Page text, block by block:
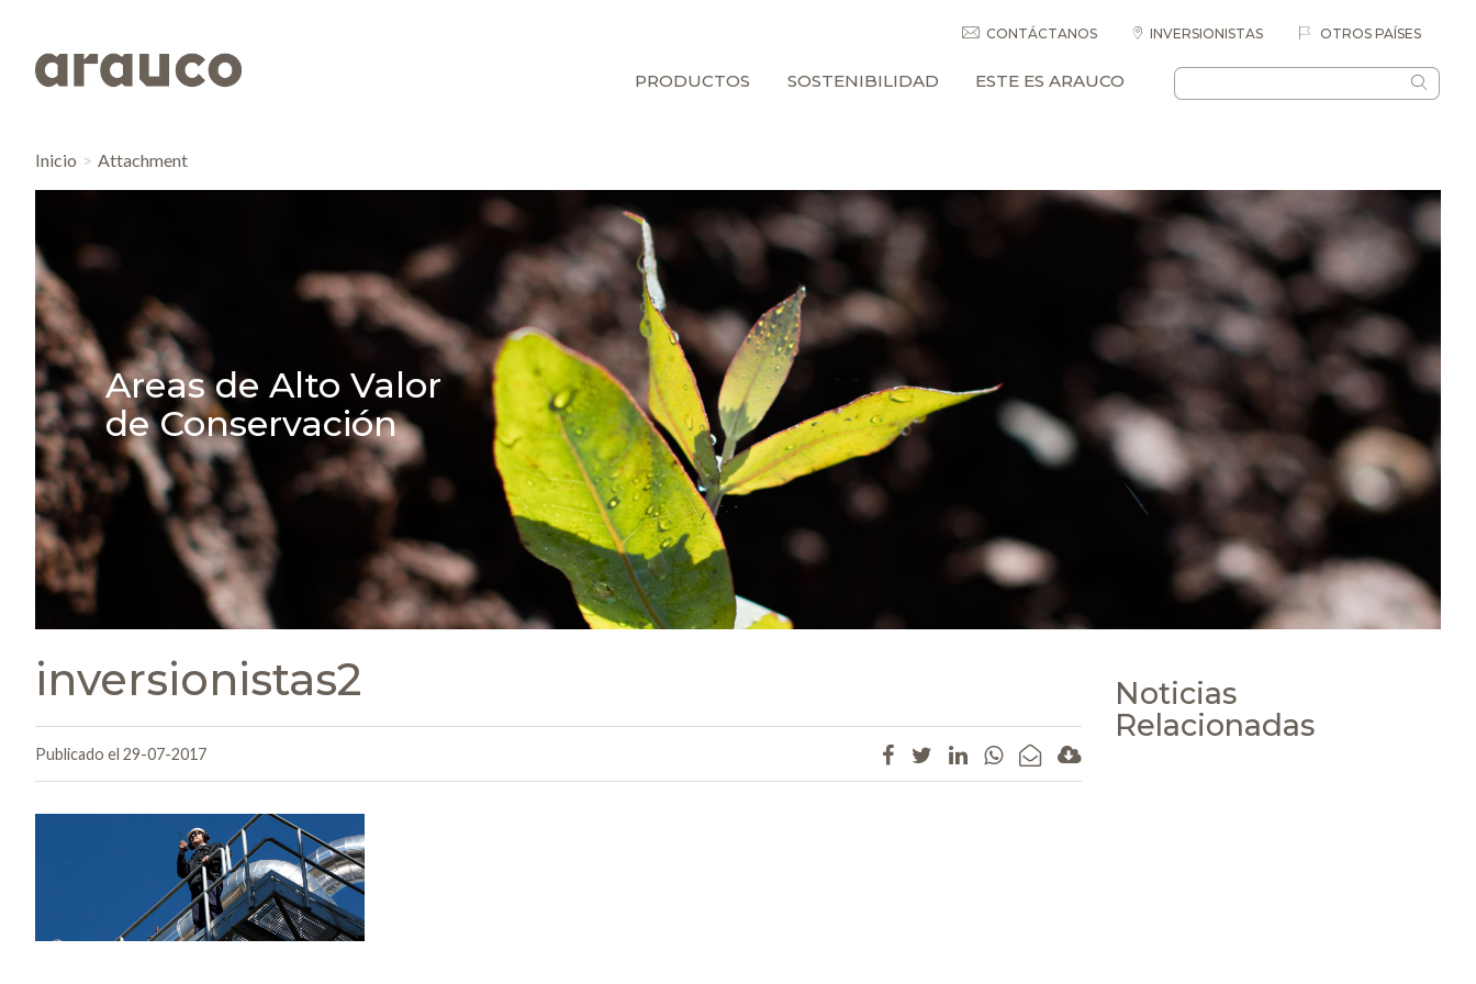
CONTÁCTANOS INVERSIONISTAS OTROS PAÍSES
PRODUCTOS SOSTENIBILIDAD ESTE ES ARAUCO
Inicio Attachment
Areas de Alto Valor
de Conservación
inversionistas2
Publicado el 29-07-2017
Noticias
Relacionadas